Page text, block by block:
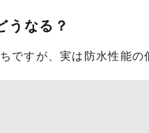
うなる？
ですが、実は防水性能の